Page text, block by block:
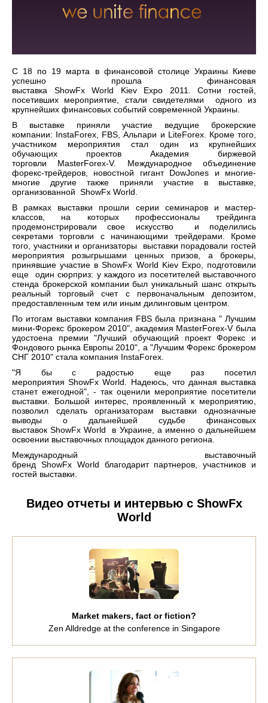
С 18 по 19 марта в финансовой столице Украины Киеве
успешно прошла финансовая
выставка ShowFx World Kiev Expo 2011. Сотни гостей,
посетивших мероприятие, стали свидетелями одного из
крупнейших финансовых событий современной Украины.
В выставке приняли участие ведущие брокерские
компании: InstaForex, FBS, Альпари и LiteForex. Кроме того,
участником мероприятия стал один из крупнейших
обучающих проектов Академия биржевой
торговли MasterForex-V. Международное объединение
форекс-трейдеров, новостной гигант DowJones и многие-
многие другие также приняли участие в выставке,
организованной ShowFx World.
В рамках выставки прошли серии семинаров и мастер-
классов, на которых профессионалы трейдинга
продемонстрировали свое искусство и поделились
секретами торговли с начинающими трейдерами. Кроме
того, участники и организаторы выставки порадовали гостей
мероприятия розыгрышами ценных призов, а брокеры,
принявшие участие в ShowFx World Kiev Expo, подготовили
еще один сюрприз: у каждого из посетителей выставочного
стенда брокерской компании был уникальный шанс открыть
реальный торговый счет с первоначальным депозитом,
предоставленным тем или иным дилинговым центром.
По итогам выставки компания FBS была признана " Лучшим
мини-Форекс брокером 2010", академия MasterForex-V была
удостоена премии "Лучший обучающий проект Форекс и
Фондового рынка Европы 2010", а "Лучшим Форекс брокером
СНГ 2010" стала компания InstaForex.
"Я бы с радостью еще раз посетил
мероприятия ShowFx World. Надеюсь, что данная выставка
станет ежегодной", - так оценили мероприятие посетители
выставки. Большой интерес, проявленный к мероприятию,
позволил сделать организаторам выставки однозначные
выводы о дальнейшей судьбе финансовых
выставок ShowFx World в Украине, а именно о дальнейшем
освоении выставочных площадок данного региона.
Международный выставочный
бренд ShowFx World благодарит партнеров, участников и
гостей выставки.
Видео отчеты и интервью с ShowFx
World
Market makers, fact or fiction?
Zen Alldredge at the conference in Singapore